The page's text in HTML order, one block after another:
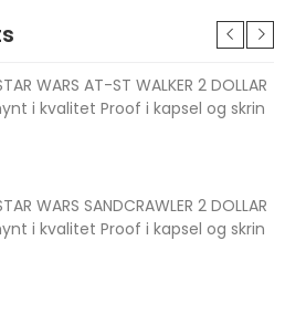
WARS AT-ST WALKER 2 DOLLAR
i kvalitet Proof i kapsel og skrin
WARS SANDCRAWLER 2 DOLLAR
i kvalitet Proof i kapsel og skrin